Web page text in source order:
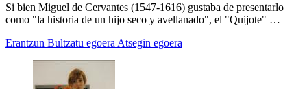
Si bien Miguel de Cervantes (1547-1616) gustaba de presentarlo
como "la historia de un hijo seco y avellanado", el "Quijote" …
Erantzun Bultzatu egoera Atsegin egoera